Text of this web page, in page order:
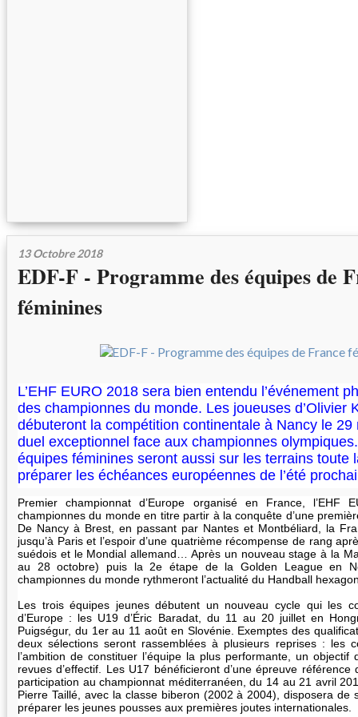
13 Octobre 2018
EDF-F - Programme des équipes de
féminines
L’EHF EURO 2018 sera bien entendu l’événement
des championnes du monde. Les joueuses d’Olivier
débuteront la compétition continentale à Nancy le 29
duel exceptionnel face aux championnes
équipes féminines seront aussi sur les terrains toute
préparer les échéances européennes de l’été
Premier championnat d’Europe organisé en France, l’EHF
championnes du monde en titre partir à la conquête d’une
De Nancy à Brest, en passant par Nantes et Montbéliard, la
jusqu’à Paris et l’espoir d’une quatrième récompense de rang
suédois et le Mondial allemand… Après un nouveau stage à la
au 28 octobre) puis la 2e étape de la Golden League en
championnes du monde rythmeront l’actualité du Handball
Les trois équipes jeunes débutent un nouveau cycle qui les
d’Europe : les U19 d’Éric Baradat, du 11 au 20 juillet en
Puigségur, du 1er au 11 août en Slovénie. Exemptes des
deux sélections seront rassemblées à plusieurs reprises : les
l’ambition de constituer l’équipe la plus performante, un objectif
revues d’effectif. Les U17 bénéficieront d’une épreuve
participation au championnat méditerranéen, du 14 au 21 avril
Pierre Taillé, avec la classe biberon (2002 à 2004), disposera de
préparer les jeunes pousses aux premières joutes internationales.